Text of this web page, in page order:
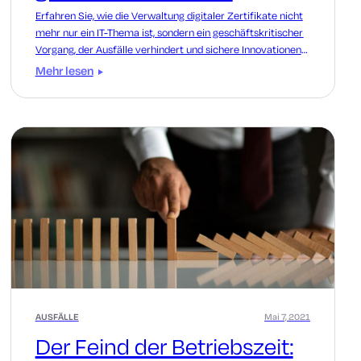
Erfahren Sie, wie die Verwaltung digitaler Zertifikate nicht
mehr nur ein IT-Thema ist, sondern ein geschäftskritischer
Vorgang, der Ausfälle verhindert und sichere Innovationen
fördert.
Mehr lesen
AUSFÄLLE
Der Feind der Betriebszeit:
Mai 7, 2021